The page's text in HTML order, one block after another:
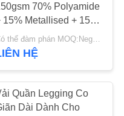
bơi vải
70% Polyamide
15% Metallised + 15%
dùng hàng
Có thể đàm phán MOQ:Negotiable
HỆ
Quần Legging Co
Dài Dành Cho